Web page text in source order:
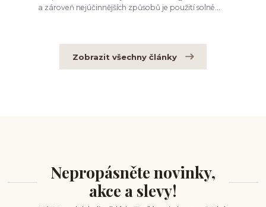
a zároveň nejúčinnějších způsobů je použití solné...
Zobrazit všechny články
Nepropásněte novinky,
akce a slevy!